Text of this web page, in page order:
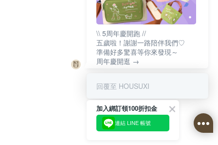
\\ 5周年慶開跑 //
五歲啦！謝謝一路陪伴我們♡
準備好多驚喜等你來發現～
周年慶開逛 →
回覆至 HOUSUXI
加入綁訂領100折扣金
連結 LINE 帳號